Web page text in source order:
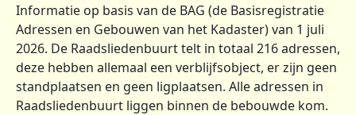
Informatie op basis van de BAG (de Basisregistratie
Adressen en Gebouwen van het Kadaster) van 1 juli
2026. De Raadsliedenbuurt telt in totaal 216 adressen,
deze hebben allemaal een verblijfsobject, er zijn geen
standplaatsen en geen ligplaatsen. Alle adressen in
Raadsliedenbuurt liggen binnen de bebouwde kom.